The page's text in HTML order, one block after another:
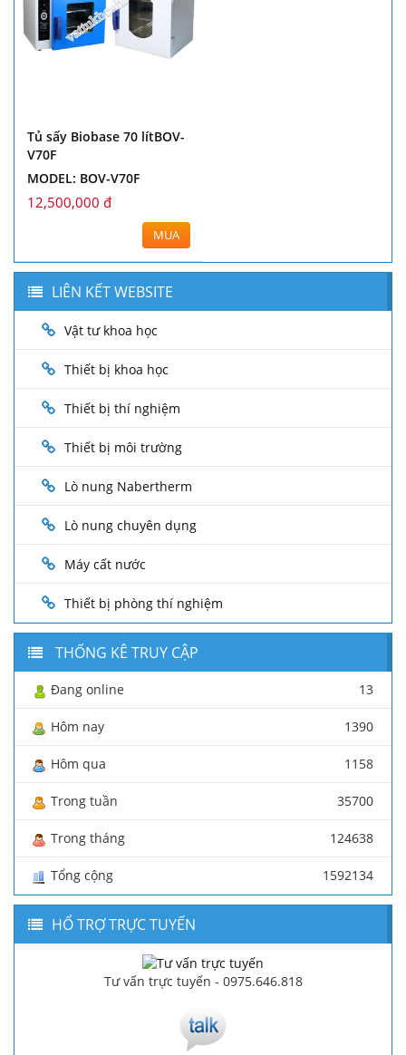
Tủ sấy Biobase 70 lítBOV-
V70F
MODEL: BOV-V70F
12,500,000 đ
MUA
LIÊN KẾT WEBSITE
Vật tư khoa học
Thiết bị khoa học
Thiết bị thí nghiệm
Thiết bị môi trường
Lò nung Nabertherm
Lò nung chuyên dụng
Máy cất nước
Thiết bị phòng thí nghiệm
THỐNG KÊ TRUY CẬP
Đang online 13
Hôm nay 1390
Hôm qua 1158
Trong tuần 35700
Trong tháng 124638
Tổng cộng 1592134
HỔ TRỢ TRỰC TUYẾN
Tư vấn trực tuyến - 0975.646.818